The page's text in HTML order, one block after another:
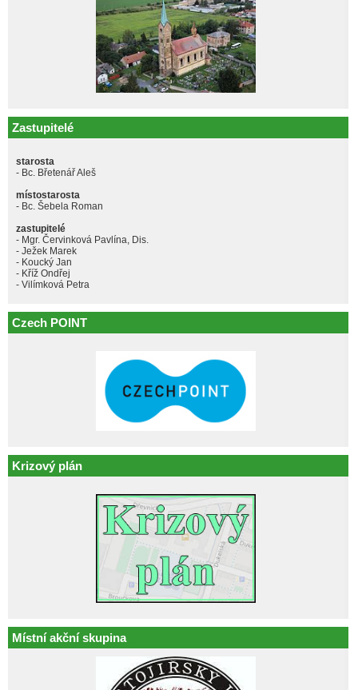
Zastupitelé
starosta
- Bc. Břetenář Aleš
místostarosta
- Bc. Šebela Roman
zastupitelé
- Mgr. Červinková Pavlína, Dis.
- Ježek Marek
- Koucký Jan
- Kříž Ondřej
- Vilímková Petra
Czech POINT
Krizový plán
Místní akční skupina